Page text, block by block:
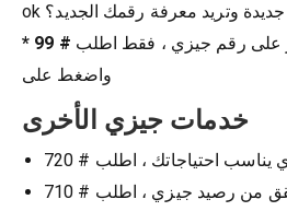
ok اشتريت شريحة جيزي جديدة وتريد معرفة رقمك الجديد؟
على رقم جيزي ، فقط اطلب # 99 *
واضغط على
خدمات جيزي الأخرى